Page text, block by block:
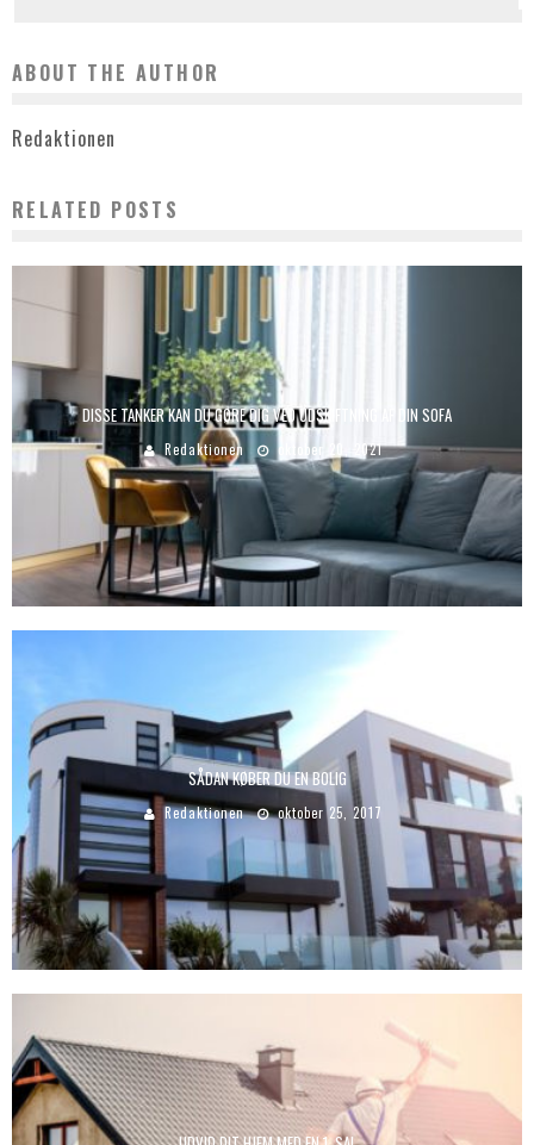
ABOUT THE AUTHOR
Redaktionen
RELATED POSTS
DISSE TANKER KAN DU GØRE DIG VED UDSKIFTNING AF DIN SOFA
Redaktionen oktober 20, 2021
SÅDAN KØBER DU EN BOLIG
Redaktionen oktober 25, 2017